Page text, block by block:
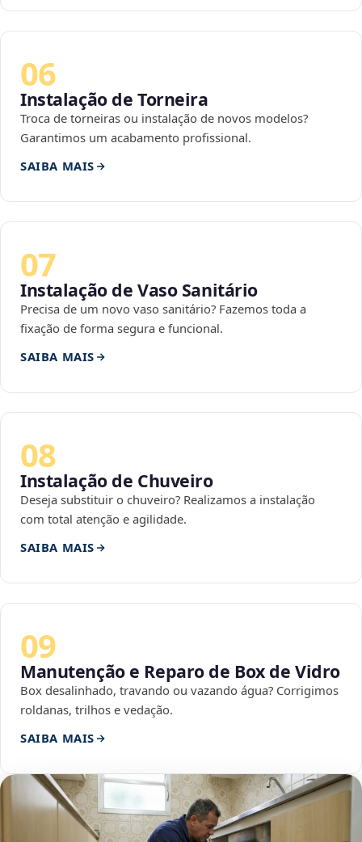
06
Instalação de Torneira
Troca de torneiras ou instalação de novos modelos?
Garantimos um acabamento profissional.
SAIBA MAIS
07
Instalação de Vaso Sanitário
Precisa de um novo vaso sanitário? Fazemos toda a
fixação de forma segura e funcional.
SAIBA MAIS
08
Instalação de Chuveiro
Deseja substituir o chuveiro? Realizamos a instalação
com total atenção e agilidade.
SAIBA MAIS
09
Manutenção e Reparo de Box de Vidro
Box desalinhado, travando ou vazando água? Corrigimos
roldanas, trilhos e vedação.
SAIBA MAIS